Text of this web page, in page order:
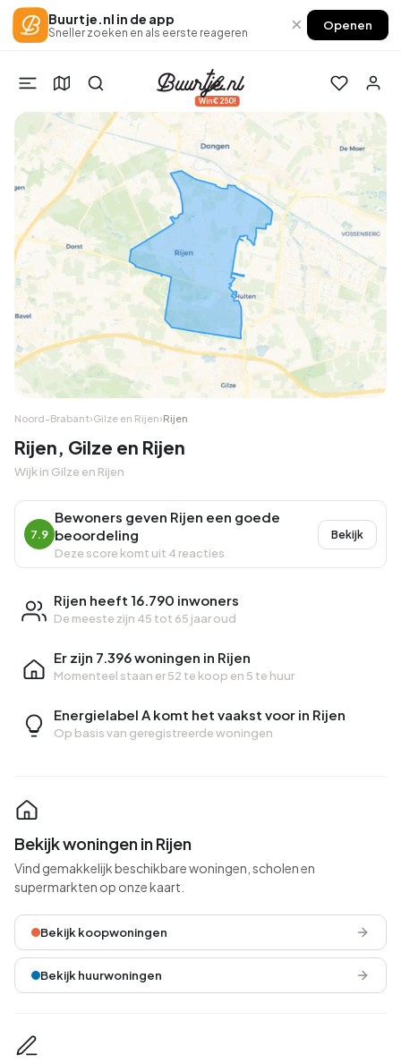
Buurtje.nl in de app
Sneller zoeken en als eerste reageren × Openen
Win €250!
Noord-Brabant›Gilze en Rijen›Rijen
Rijen, Gilze en Rijen
Wijk in Gilze en Rijen
7.9
Bewoners geven Rijen een goede
beoordeling
Deze score komt uit 4 reacties
Bekijk
Rijen heeft 16.790 inwoners
De meeste zijn 45 tot 65 jaar oud
Er zijn 7.396 woningen in Rijen
Momenteel staan er52 te koop en 5 te huur
Energielabel A komt het vaakst voor in Rijen
Op basis van geregistreerde woningen
Bekijk woningen in Rijen
Vind gemakkelijk beschikbare woningen, scholen en
supermarkten op onze kaart.
Bekijk koopwoningen
Bekijk huurwoningen